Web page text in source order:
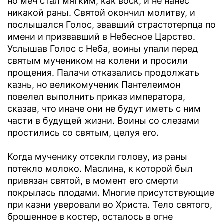
никакой раны. Святой окончил молитву, и
послышался Голос, звавший страстотерпца по
имени и призвавший в Небесное Царство.
Услышав Голос с Неба, воины упали перед
святым мучеником на колени и просили
прощения. Палачи отказались продолжать
казнь, но великомученик Пантелеимон
повелел выполнить приказ императора,
сказав, что иначе они не будут иметь с ним
части в будущей жизни. Воины со слезами
простились со святым, целуя его.
Когда мученику отсекли голову, из раны
потекло молоко. Маслина, к которой был
привязан святой, в момент его смерти
покрылась плодами. Многие присутствующие
при казни уверовали во Христа. Тело святого,
брошенное в костер, осталось в огне